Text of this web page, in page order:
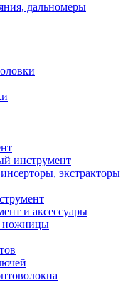
дальномеры
инструмент
экстракторы
и аксессуары
ножницы